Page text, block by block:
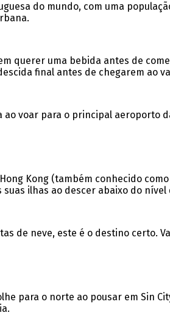
do mundo, com uma
querer uma bebida antes de
final antes de chegarem ao
voar para o principal aeroporto
Kong (também conhecido
ilhas ao descer abaixo do nível
de neve, este é o destino certo.
para o norte ao pousar em Sin